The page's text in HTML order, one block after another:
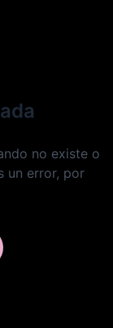
no existe o
un error, por